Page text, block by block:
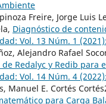
Freire, Jorge Luis
Diagnóstico de
Vol. 13 Núm. 1
Alejandro Rafael
Redalyc y Redib
Vol. 14 Núm. 4
Manuel E. Cortés
para Carga